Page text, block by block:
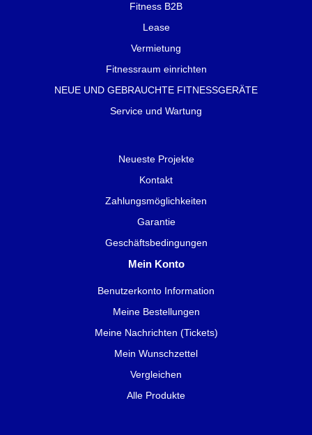
Fitness B2B
Lease
Vermietung
Fitnessraum einrichten
NEUE UND GEBRAUCHTE FITNESSGERÄTE
Service und Wartung
Neueste Projekte
Kontakt
Zahlungsmöglichkeiten
Garantie
Geschäftsbedingungen
Mein Konto
Benutzerkonto Information
Meine Bestellungen
Meine Nachrichten (Tickets)
Mein Wunschzettel
Vergleichen
Alle Produkte